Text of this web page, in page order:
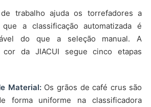
trabalho ajuda os torrefadores a
a classificação automatizada é
do que a seleção manual. A
cor da JIACUI segue cinco etapas
Material:Os grãos de café crus são
forma uniforme na classificadora